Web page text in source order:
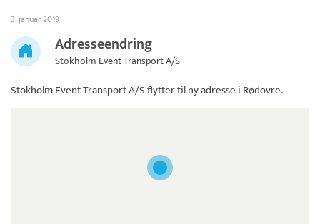
3. januar 2019
Adresseendring
Stokholm Event Transport A/S
Stokholm Event Transport A/Sflytter til ny adresse i Rødovre.